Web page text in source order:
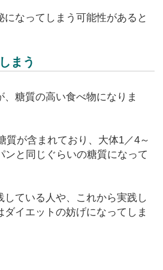
になってしまう可能性があると
まう
、糖質の高い食べ物になりま
質が含まれており、大体1／4～
ンと同じぐらいの糖質になって
している人や、これから実践し
ダイエットの妨げになってしま